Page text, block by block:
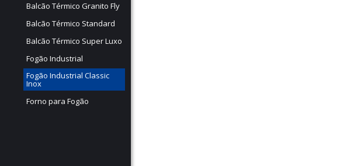
Balcão Térmico Granito Fly
Balcão Térmico Standard
Balcão Térmico Super Luxo
Fogão Industrial
Fogão Industrial Classic
Inox
Forno para Fogão